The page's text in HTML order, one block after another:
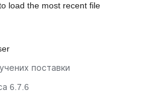
load the most recent file
поставки
6.7.6